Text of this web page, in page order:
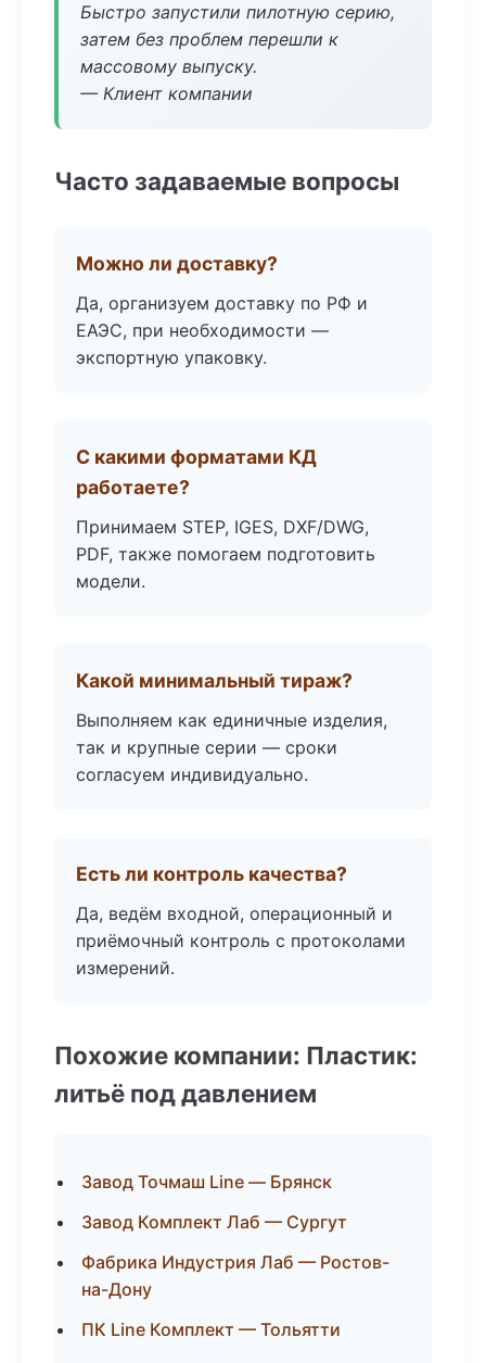
Быстро запустили пилотную серию,
затем без проблем перешли к
массовому выпуску.
— Клиент компании
Часто задаваемые вопросы
Можно ли доставку?
Да, организуем доставку по РФ и
ЕАЭС, при необходимости —
экспортную упаковку.
С какими форматами КД
работаете?
Принимаем STEP, IGES, DXF/DWG,
PDF, также помогаем подготовить
модели.
Какой минимальный тираж?
Выполняем как единичные изделия,
так и крупные серии — сроки
согласуем индивидуально.
Есть ли контроль качества?
Да, ведём входной, операционный и
приёмочный контроль с протоколами
измерений.
Похожие компании: Пластик:
литьё под давлением
Завод Точмаш Line — Брянск
Завод Комплект Лаб — Сургут
Фабрика Индустрия Лаб — Ростов-
на-Дону
ПК Line Комплект — Тольятти